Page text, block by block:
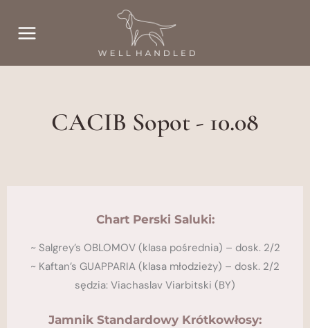
CACIB Sopot - 10.08
Chart Perski Saluki:
~ Salgrey’s OBLOMOV (klasa pośrednia) – dosk. 2/2
~ Kaftan’s GUAPPARIA (klasa młodzieży) – dosk. 2/2
sędzia: Viachaslav Viarbitski (BY)
Jamnik Standardowy Krótkowłosy: